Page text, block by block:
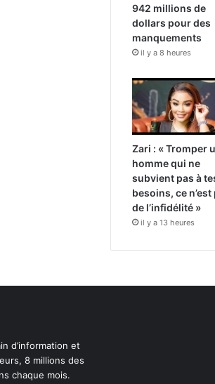
942 millions de
dollars pour des
manquements
il y a 8 heures
Zari : « Tromper
homme qui ne
subvient pas à
besoins, ce n’est
de l’infidélité »
il y a 13 heures
d’information et
8 millions des
chaque mois.